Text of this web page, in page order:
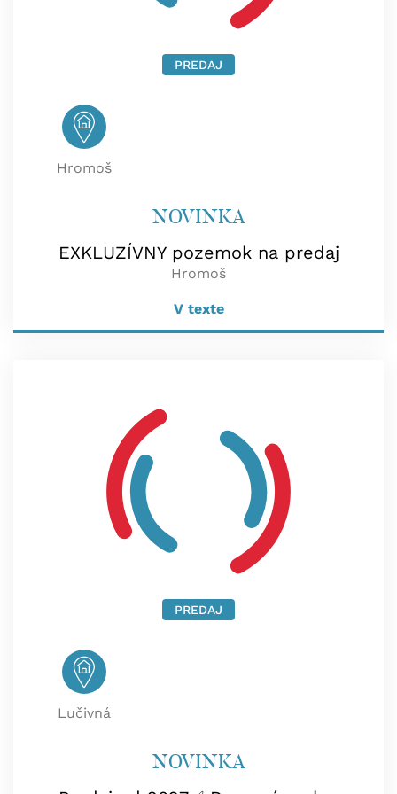
PREDAJ
Hromoš
NOVINKA
EXKLUZÍVNY pozemok na predaj
Hromoš
V texte
PREDAJ
Lučivná
NOVINKA